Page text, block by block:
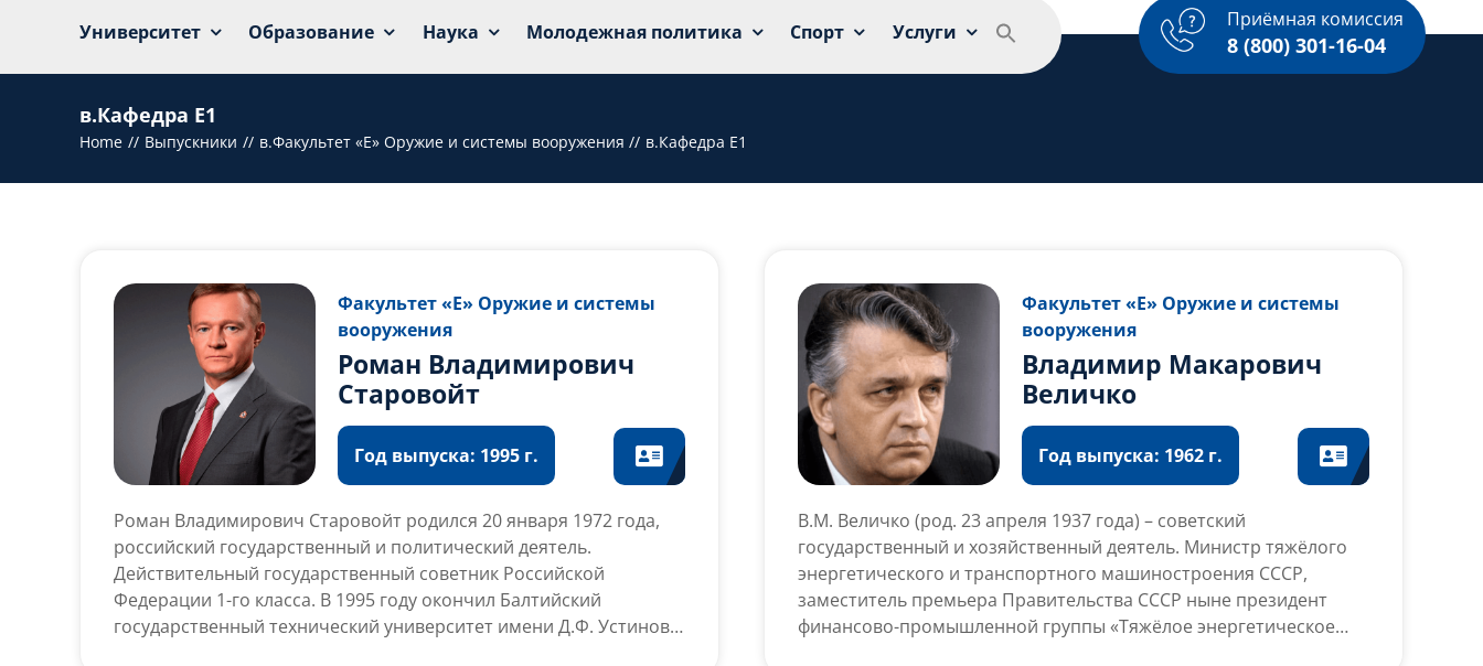
Университет Образование Наука Молодежная политика Спорт Услуги
Приёмная комиссия
8 (800) 301-16-04
Университет Образование Наука Молодежная политика Спорт Услуги
в.Кафедра Е1
Home Выпускники в.Факультет «Е» Оружие и системы вооружения в.Кафедра Е1
Факультет «Е» Оружие и системы
вооружения
Роман Владимирович
Старовойт
Год выпуска: 1995 г.
Роман Владимирович Старовойт родился 20 января 1972 года,
российский государственный и политический деятель.
Действительный государственный советник Российской
Федерации 1-го класса. В 1995 году окончил Балтийский
государственный технический университет имени Д.Ф. Устинова
Факультет «Е» Оружие и системы
вооружения
Владимир Макарович
Величко
Год выпуска: 1962 г.
В.М. Величко (род. 23 апреля 1937 года) – советский
государственный и хозяйственный деятель. Министр тяжёлого
энергетического и транспортного машиностроения СССР,
заместитель премьера Правительства СССР ныне президент
финансово-промышленной группы «Тяжёлое энергетическое